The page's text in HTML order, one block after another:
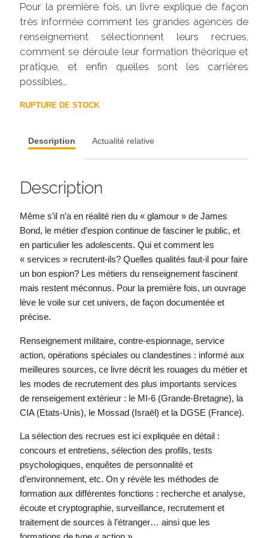
Pour la première fois, un livre explique de façon
très informée comment les grandes agences de
renseignement sélectionnent leurs recrues,
comment se déroule leur formation théorique et
pratique, et enfin quelles sont les carrières
possibles…
RUPTURE DE STOCK
Description Actualité relative
Description
Même s’il n’a en réalité rien du « glamour » de James
Bond, le métier d’espion continue de fasciner le public, et
en particulier les adolescents. Qui et comment les
« services » recrutent-ils? Quelles qualités faut-il pour faire
un bon espion? Les métiers du renseignement fascinent
mais restent méconnus. Pour la première fois, un ouvrage
lève le voile sur cet univers, de façon documentée et
précise.
Renseignement militaire, contre-espionnage, service
action, opérations spéciales ou clandestines : informé aux
meilleures sources, ce livre décrit les rouages du métier et
les modes de recrutement des plus importants services
de renseigement extérieur : le MI-6 (Grande-Bretagne), la
CIA (Etats-Unis), le Mossad (Israël) et la DGSE (France).
La sélection des recrues est ici expliquée en détail :
concours et entretiens, sélection des profils, tests
psychologiques, enquêtes de personnalité et
d’environnement, etc. On y révèle les méthodes de
formation aux différentes fonctions : recherche et analyse,
écoute et cryptographie, surveillance, recrutement et
traitement de sources à l’étranger… ainsi que les